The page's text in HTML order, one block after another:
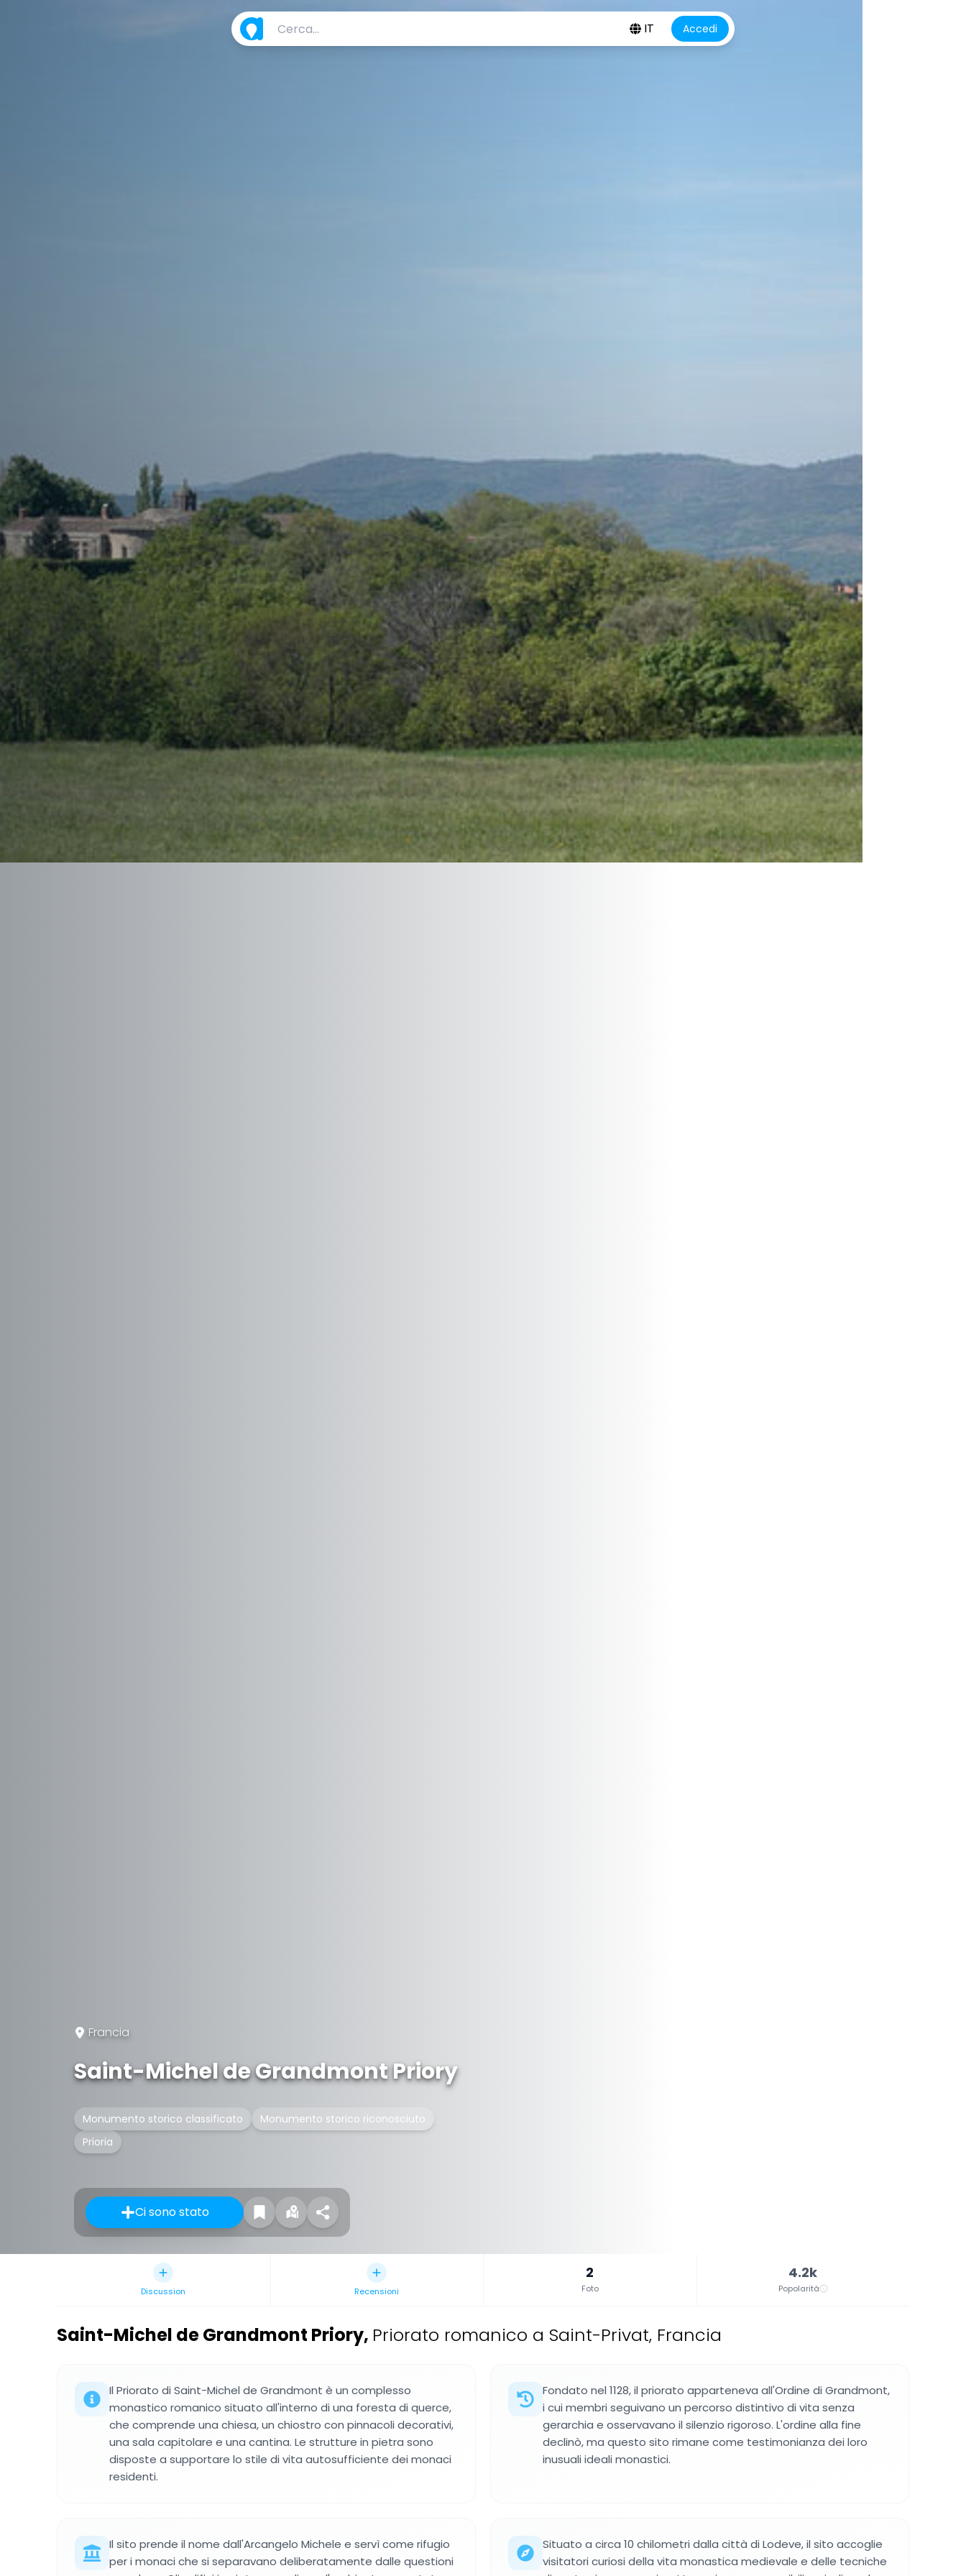
IT Accedi
Francia
Saint-Michel de Grandmont Priory
Monumento storico classificato
Monumento storico riconosciuto
Prioria
Ci sono stato
Discussion Recensioni
2
Foto
4.2k
Popolarità
Saint-Michel de Grandmont Priory, Priorato romanico a Saint-Privat, Francia
Il Priorato di Saint-Michel de Grandmont è un complesso
monastico romanico situato all'interno di una foresta di querce,
che comprende una chiesa, un chiostro con pinnacoli decorativi,
una sala capitolare e una cantina. Le strutture in pietra sono
disposte a supportare lo stile di vita autosufficiente dei monaci
residenti.
Fondato nel 1128, il priorato apparteneva all'Ordine di Grandmont,
i cui membri seguivano un percorso distintivo di vita senza
gerarchia e osservavano il silenzio rigoroso. L'ordine alla fine
declinò, ma questo sito rimane come testimonianza dei loro
inusuali ideali monastici.
Il sito prende il nome dall'Arcangelo Michele e servì come rifugio
per i monaci che si separavano deliberatamente dalle questioni
Situato a circa 10 chilometri dalla città di Lodeve, il sito accoglie
visitatori curiosi della vita monastica medievale e delle tecniche